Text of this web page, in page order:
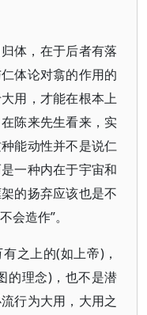
体，在于后者有落
体论对翕的作用的
用，才能在根本上
陈来先生看来，实
能动性并不是说仁
一种内在于宇宙和
的扬弃应该也是不
会造作”。
之上的(如上帝)，
的理念)，也不是潜
行为大用，大用之